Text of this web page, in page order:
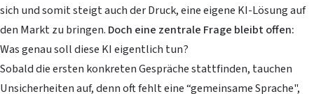
sich und somit steigt auch der Druck, eine eigene KI-Lösung auf
den Markt zu bringen. Doch eine zentrale Frage bleibt offen:
Was genau soll diese KI eigentlich tun?
Sobald die ersten konkreten Gespräche stattfinden, tauchen
Unsicherheiten auf, denn oft fehlt eine “gemeinsame Sprache",